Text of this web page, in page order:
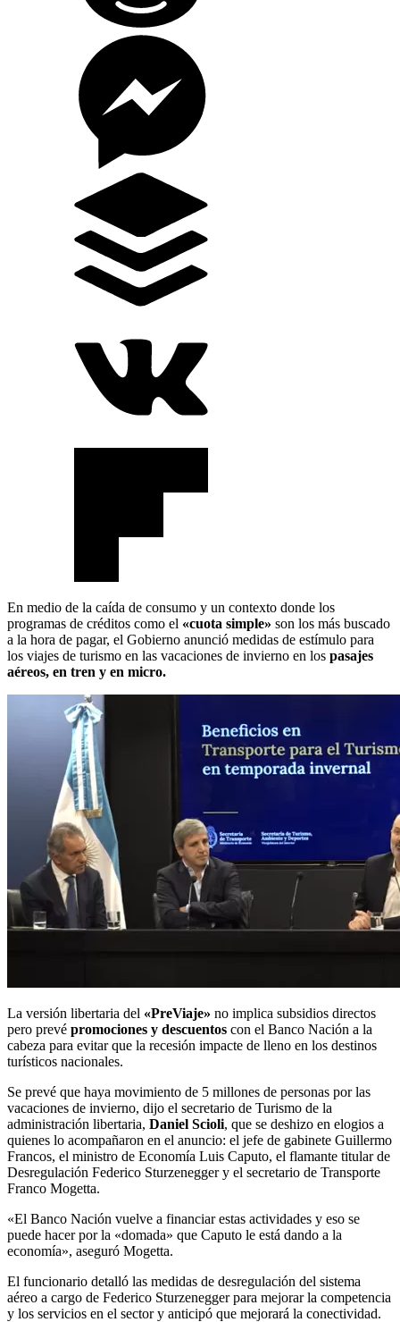
En medio de la caída de consumo y un contexto donde los
programas de créditos como el «cuota simple» son los más buscado
a la hora de pagar, el Gobierno anunció medidas de estímulo para
los viajes de turismo en las vacaciones de invierno en los pasajes
aéreos, en tren y en micro.
La versión libertaria del «PreViaje» no implica subsidios directos
pero prevé promociones y descuentos con el Banco Nación a la
cabeza para evitar que la recesión impacte de lleno en los destinos
turísticos nacionales.
Se prevé que haya movimiento de 5 millones de personas por las
vacaciones de invierno, dijo el secretario de Turismo de la
administración libertaria, Daniel Scioli, que se deshizo en elogios a
quienes lo acompañaron en el anuncio: el jefe de gabinete Guillermo
Francos, el ministro de Economía Luis Caputo, el flamante titular de
Desregulación Federico Sturzenegger y el secretario de Transporte
Franco Mogetta.
«El Banco Nación vuelve a financiar estas actividades y eso se
puede hacer por la «domada» que Caputo le está dando a la
economía», aseguró Mogetta.
El funcionario detalló las medidas de desregulación del sistema
aéreo a cargo de Federico Sturzenegger para mejorar la competencia
y los servicios en el sector y anticipó que mejorará la conectividad.